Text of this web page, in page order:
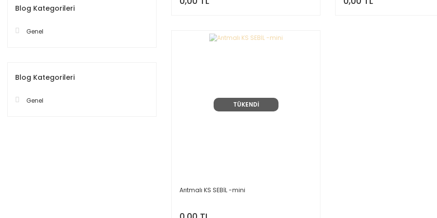
Blog Kategorileri
Genel
Blog Kategorileri
Genel TÜKENDİ
Arıtmalı KS SEBİL -mini